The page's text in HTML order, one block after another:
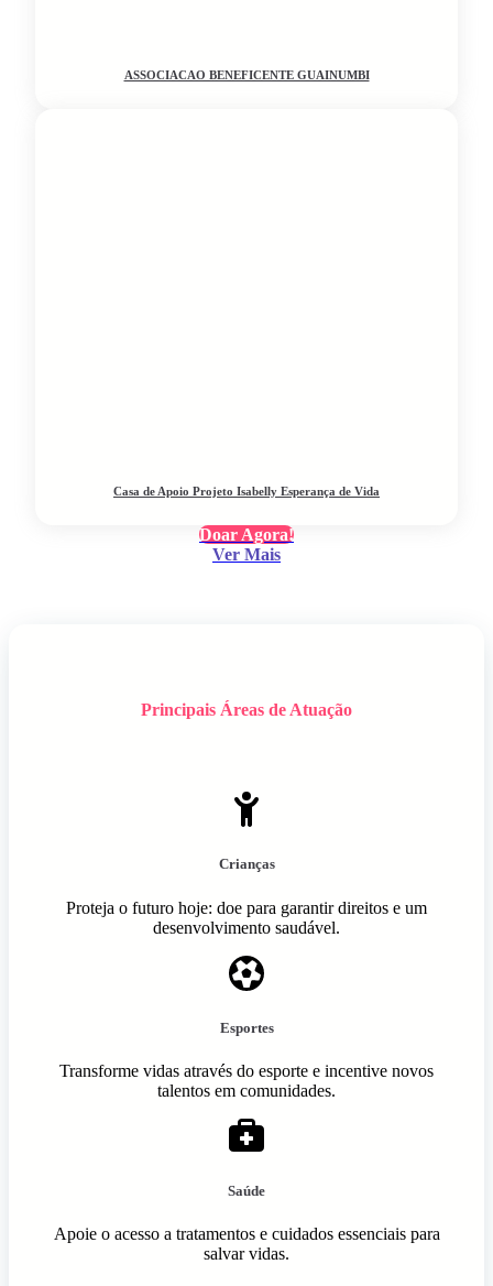
ASSOCIACAO BENEFICENTE GUAINUMBI
Casa de Apoio Projeto Isabelly Esperança de Vida
Doar Agora!
Ver Mais
Principais Áreas de Atuação
Crianças
Proteja o futuro hoje: doe para garantir direitos e um
desenvolvimento saudável.
Esportes
Transforme vidas através do esporte e incentive novos
talentos em comunidades.
Saúde
Apoie o acesso a tratamentos e cuidados essenciais para
salvar vidas.